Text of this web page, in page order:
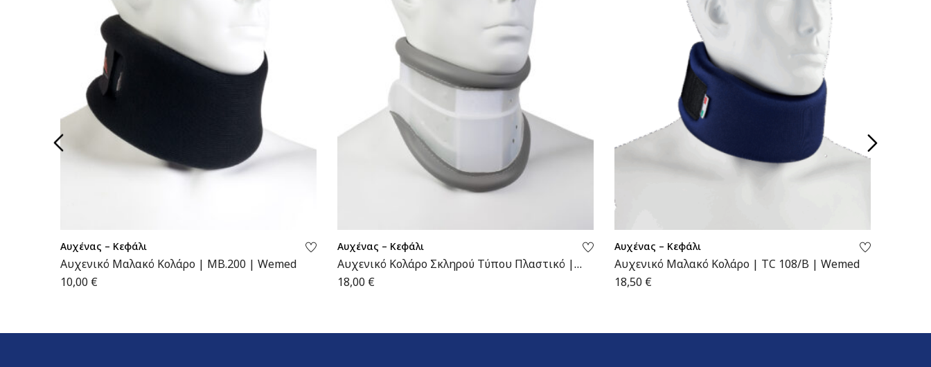
Αυχένας – Κεφάλι
Αυχενικό Μαλακό Κολάρο | MB.200 | Wemed
10,00 €
Αυχένας – Κεφάλι
Αυχενικό Κολάρο Σκληρού Τύπου Πλαστικό |
MB.155 | Wemed
18,00 €
Αυχένας – Κεφάλι
Αυχενικό Μαλακό Κολάρο | TC 108/B | Wemed
18,50 €